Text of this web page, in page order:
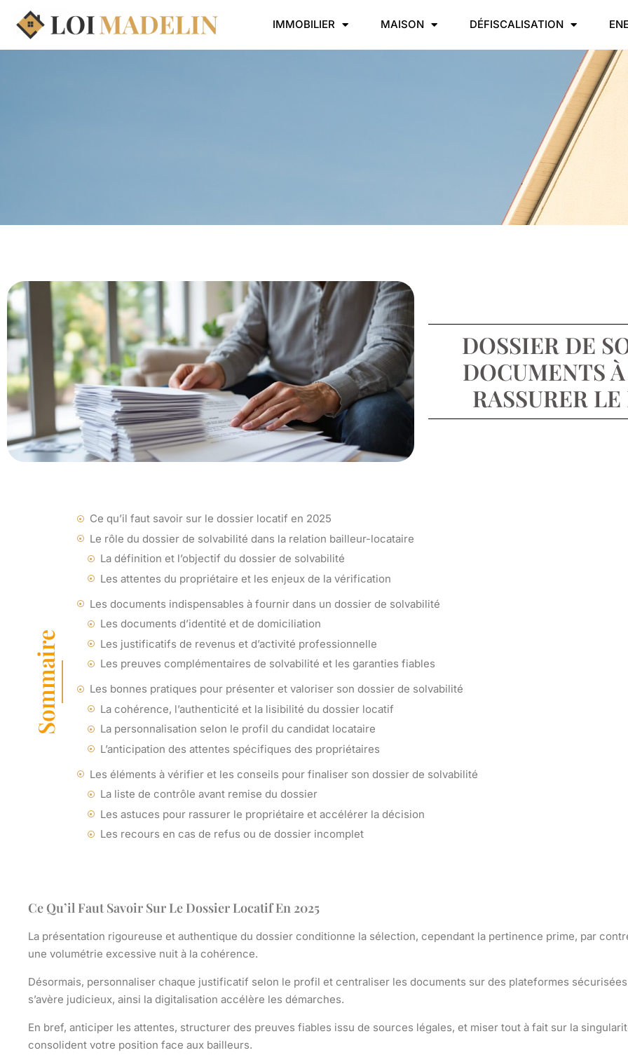
IMMOBILIER MAISON DÉFISCALISATION
DOSSIER DE
DOCUMENTS
RASSURER
Sommaire
Ce qu’il faut savoir sur le dossier locatif en 2025
Le rôle du dossier de solvabilité dans la relation bailleur-locataire
La définition et l’objectif du dossier de solvabilité
Les attentes du propriétaire et les enjeux de la vérification
Les documents indispensables à fournir dans un dossier de solvabilité
Les documents d’identité et de domiciliation
Les justificatifs de revenus et d’activité professionnelle
Les preuves complémentaires de solvabilité et les garanties fiables
Les bonnes pratiques pour présenter et valoriser son dossier de solvabilité
La cohérence, l’authenticité et la lisibilité du dossier locatif
La personnalisation selon le profil du candidat locataire
L’anticipation des attentes spécifiques des propriétaires
Les éléments à vérifier et les conseils pour finaliser son dossier de solvabilité
La liste de contrôle avant remise du dossier
Les astuces pour rassurer le propriétaire et accélérer la décision
Les recours en cas de refus ou de dossier incomplet
Ce Qu’il Faut Savoir Sur Le Dossier Locatif En 2025
La présentation rigoureuse et authentique du dossier conditionne la sélection, cependant la pertinence prime, par
une volumétrie excessive nuit à la cohérence.
Désormais, personnaliser chaque justificatif selon le profil et centraliser les documents sur des plateformes sécurisées
s’avère judicieux, ainsi la digitalisation accélère les démarches.
En bref, anticiper les attentes, structurer des preuves fiables issu de sources légales, et miser tout à fait sur la
consolident votre position face aux bailleurs.